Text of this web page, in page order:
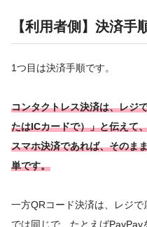
【利用者側】決済手
1つ目は決済手順です。
コンタクトレス決済は、レジ
たはICカードで）」と伝えて
スマホ決済であれば、そのま
単です。
一方QRコード決済は、レジ
では同じで、たとえば